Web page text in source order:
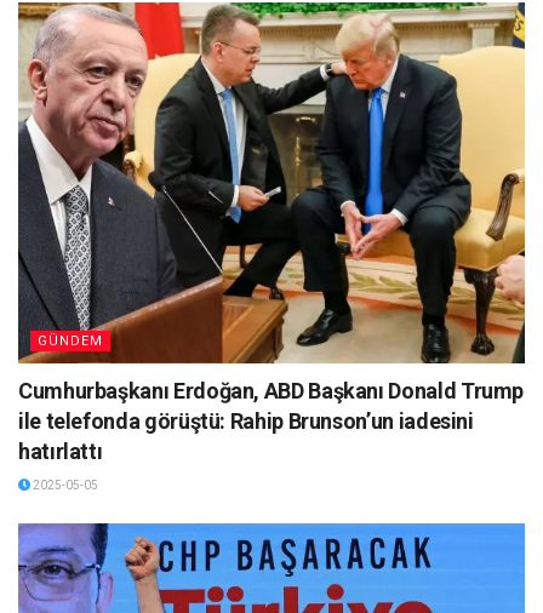
GÜNDEM
Cumhurbaşkanı Erdoğan, ABD Başkanı Donald Trump
ile telefonda görüştü: Rahip Brunson’un iadesini
hatırlattı
2025-05-05